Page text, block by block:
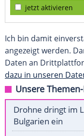
jetzt aktivieren
Ich bin damit
angezeigt werden.
Daten an
dazu in unseren
Unsere
Drohne dringt im
Bulgarien ein